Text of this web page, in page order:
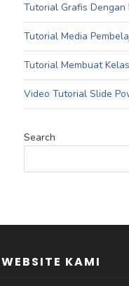
Tutorial Grafis
Tutorial Media
Tutorial Membuat
Video Tutorial Slide
Search
WEBSITE KAMI